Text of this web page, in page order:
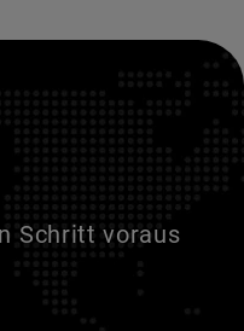
Schritt voraus